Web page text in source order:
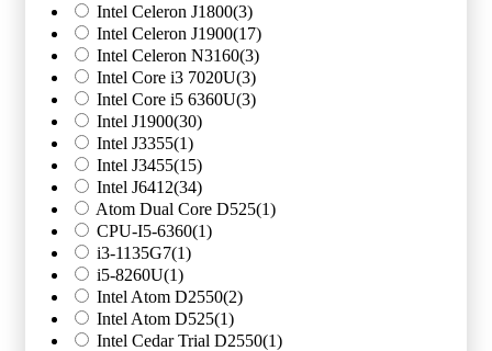
Intel Celeron J1800(3)
Intel Celeron J1900(17)
Intel Celeron N3160(3)
Intel Core i3 7020U(3)
Intel Core i5 6360U(3)
Intel J1900(30)
Intel J3355(1)
Intel J3455(15)
Intel J6412(34)
Atom Dual Core D525(1)
CPU-I5-6360(1)
i3-1135G7(1)
i5-8260U(1)
Intel Atom D2550(2)
Intel Atom D525(1)
Intel Cedar Trial D2550(1)